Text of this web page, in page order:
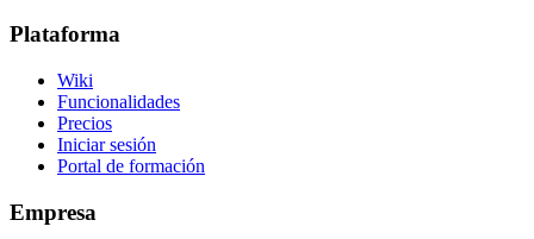
Plataforma
Wiki
Funcionalidades
Precios
Iniciar sesión
Portal de formación
Empresa